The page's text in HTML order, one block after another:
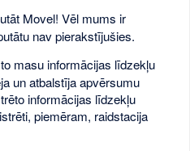
Movel! Vēl mums ir
nav pierakstījušies.
masu informācijas līdzekļu
un atbalstīja apvērsumu
informācijas līdzekļu
piemēram, raidstacija